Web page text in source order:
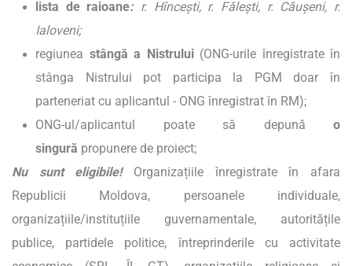
lista de raioane: r. Hîncești, r. Fălești, r. Căușeni, r.
Ialoveni;
regiunea stângă a Nistrului(ONG-urile înregistrate în
stânga Nistrului pot participa la PGM doar în
parteneriat cu aplicantul - ONG înregistrat în RM);
ONG-ul/aplicantul poate să depună o
singură propunere de proiect;
Nu sunt eligibile!
Organizațiile înregistrate în afara
Republicii Moldova, persoanele individuale,
organizațiile/instituțiile guvernamentale, autoritățile
publice, partidele politice, întreprinderile cu activitate